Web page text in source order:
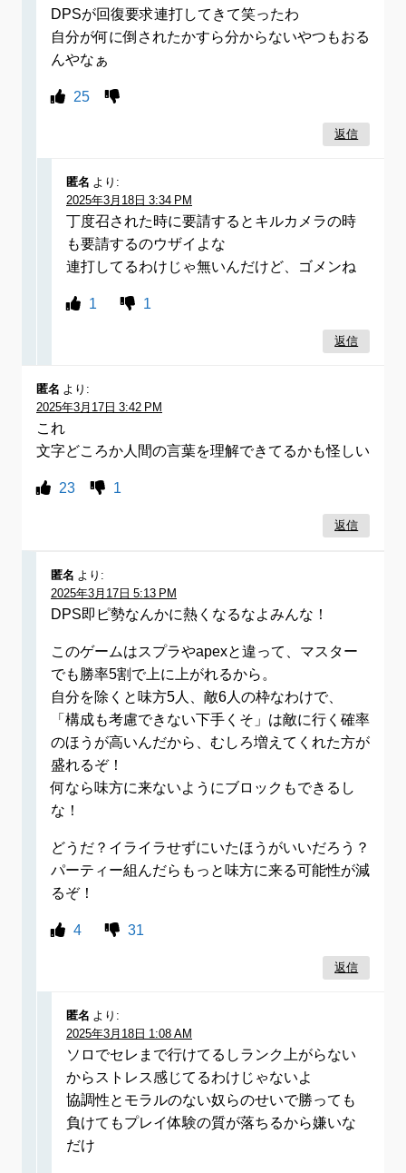
DPSが回復要求連打してきて笑ったわ
自分が何に倒されたかすら分からないやつもおる
んやなぁ
25
返信
匿名 より:
2025年3月18日 3:34 PM
丁度召された時に要請するとキルカメラの時
も要請するのウザイよな
連打してるわけじゃ無いんだけど、ゴメンね
1 1
返信
匿名 より:
2025年3月17日 3:42 PM
これ
文字どころか人間の言葉を理解できてるかも怪しい
23 1
返信
匿名 より:
2025年3月17日 5:13 PM
DPS即ピ勢なんかに熱くなるなよみんな！
このゲームはスプラやapexと違って、マスター
でも勝率5割で上に上がれるから。
自分を除くと味方5人、敵6人の枠なわけで、
「構成も考慮できない下手くそ」は敵に行く確率
のほうが高いんだから、むしろ増えてくれた方が
盛れるぞ！
何なら味方に来ないようにブロックもできるし
な！
どうだ？イライラせずにいたほうがいいだろう？
パーティー組んだらもっと味方に来る可能性が減
るぞ！
4 31
返信
匿名 より:
2025年3月18日 1:08 AM
ソロでセレまで行けてるしランク上がらない
からストレス感じてるわけじゃないよ
協調性とモラルのない奴らのせいで勝っても
負けてもプレイ体験の質が落ちるから嫌いな
だけ